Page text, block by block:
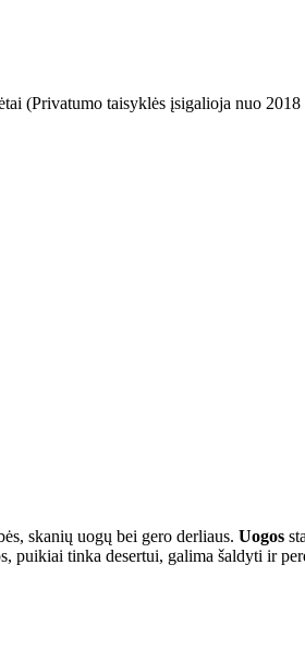
(Privatumo taisyklės įsigalioja nuo
skanių uogų bei gero derliaus. Uogos
puikiai tinka desertui, galima šaldyti ir